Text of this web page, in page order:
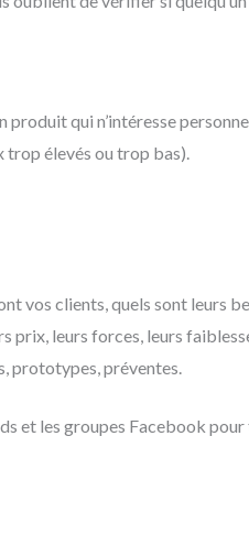
produit qui n’intéresse
élevés ou trop bas).
vos clients, quels sont leurs
prix, leurs forces, leurs
prototypes, préventes.
et les groupes Facebook